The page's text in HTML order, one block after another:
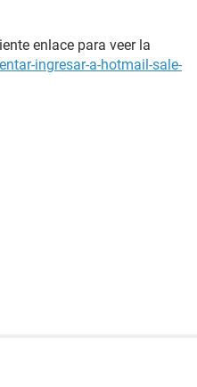
enlace para veer la
ingresar-a-hotmail-sale-